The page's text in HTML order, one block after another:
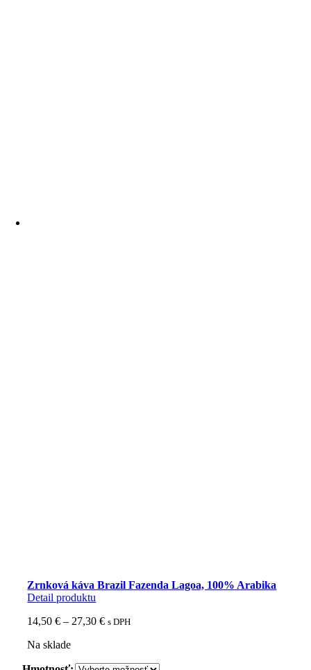
Zrnková káva Brazil Fazenda Lagoa, 100% Arabika
Detail produktu
14,50€ – 27,30€Price
s DPH
Na sklade